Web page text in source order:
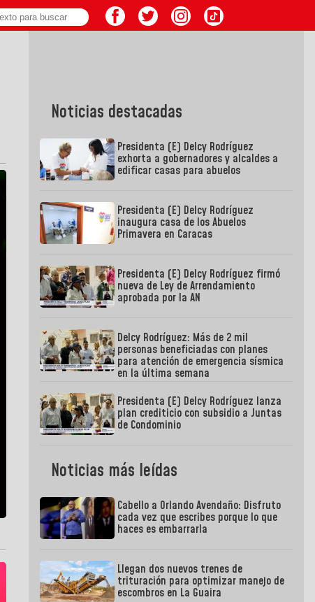
Noticias destacadas
Presidenta (E) Delcy Rodríguez
exhorta a gobernadores y alcaldes a
edificar casas para abuelos
Presidenta (E) Delcy Rodríguez
inaugura casa de los Abuelos
Primavera en Caracas
Presidenta (E) Delcy Rodríguez firmó
nueva de Ley de Arrendamiento
aprobada por la AN
Delcy Rodríguez: Más de 2 mil
personas beneficiadas con planes
para atención de emergencia sísmica
en la última semana
Presidenta (E) Delcy Rodríguez lanza
plan crediticio con subsidio a Juntas
de Condominio
Noticias más leídas
Cabello a Orlando Avendaño: Disfruto
cada vez que escribes porque lo que
haces es embarrarla
Llegan dos nuevos trenes de
trituración para optimizar manejo de
escombros en La Guaira